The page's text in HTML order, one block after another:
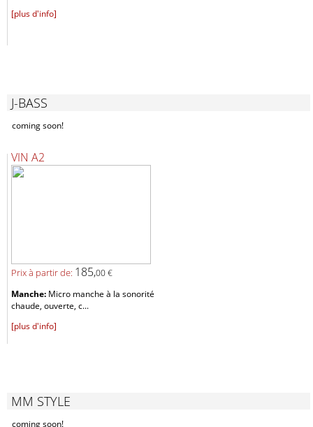
[plus d'info]
J-BASS
coming soon!
VIN A2
Prix ​​à partir de: 185,00 €
Manche: Micro manche à la sonorité
chaude, ouverte, c...
[plus d'info]
MM STYLE
coming soon!